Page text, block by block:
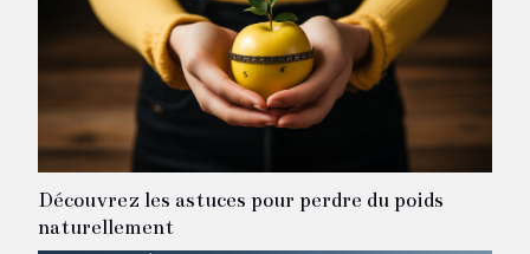
Découvrez les astuces pour perdre du poids
naturellement